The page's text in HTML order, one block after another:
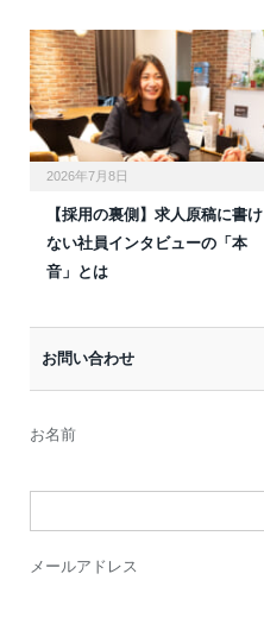
2026年7月8日
【採用の裏側】求人原稿に書け
ない社員インタビューの「本
音」とは
お問い合わせ
お名前
メールアドレス